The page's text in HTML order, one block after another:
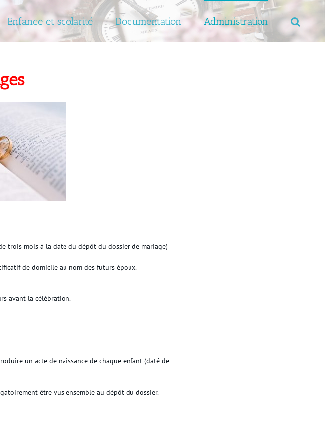
Enfance et scolarité Documentation Administration
trois mois à la date du dépôt du dossier de mariage)
de domicile au nom des futurs époux.
avant la célébration.
un acte de naissance de chaque enfant (daté de
être vus ensemble au dépôt du dossier.